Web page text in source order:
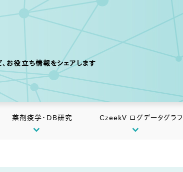
お役立ち情報をシェアします
薬剤疫学・DB研究 CzeekV ログデータグラフ